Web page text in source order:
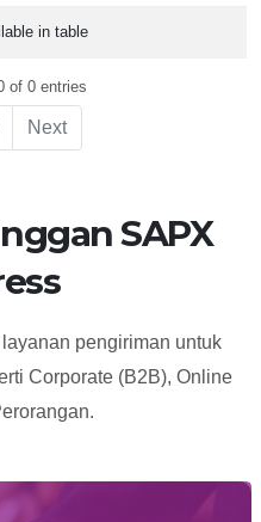
Whatsapp
in table
of 0 entries
Next
SAPX
pengiriman untuk
Corporate (B2B), Online